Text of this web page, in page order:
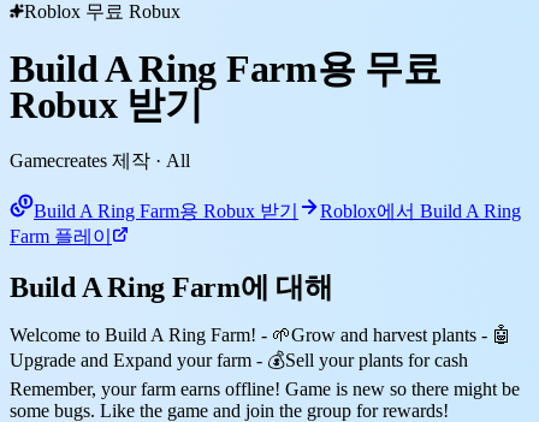
Roblox 무료 Robux
Build A Ring Farm용 무료
Robux 받기
Gamecreates 제작 · All
Build A Ring Farm용 Robux 받기
Roblox에서 Build A Ring
Farm 플레이
Build A Ring Farm에 대해
Welcome to Build A Ring Farm! - 🌱Grow and harvest plants - 🤖
Upgrade and Expand your farm - 💰Sell your plants for cash
Remember, your farm earns offline! Game is new so there might be
some bugs. Like the game and join the group for rewards!